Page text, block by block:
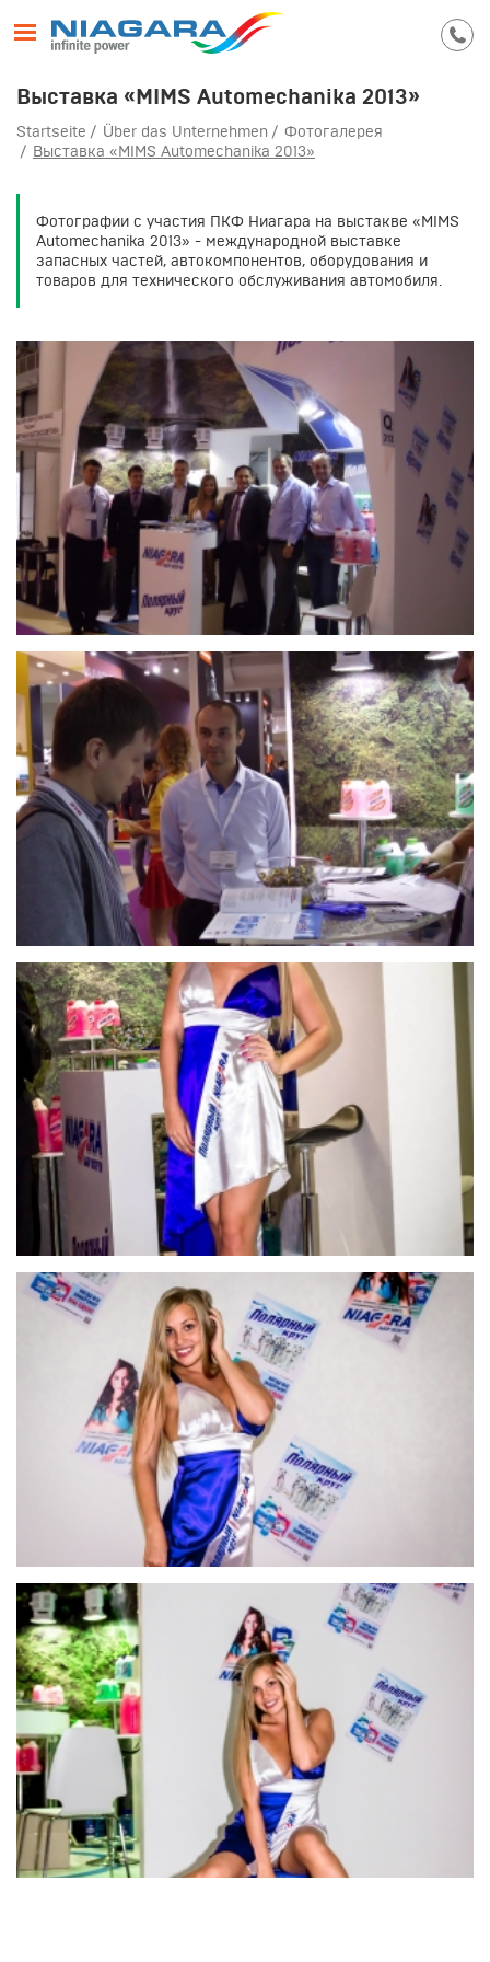
Выставка «MIMS Automechanika 2013»
Startseite Über das Unternehmen
Фотогалерея
Выставка «MIMS Automechanika 2013»
Фотографии с участия ПКФ Ниагара на выстакве «MIMS
Automechanika 2013» - международной выставке
запасных частей, автокомпонентов, оборудования и
товаров для технического обслуживания автомобиля.